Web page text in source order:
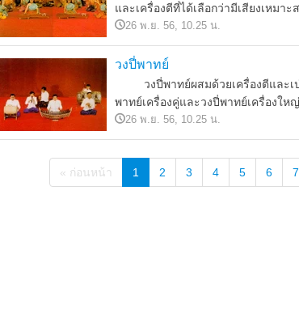
และเครื่องตีที่ได้เลือกว่ามีเสียงเหมาะ
26 พ.ย. 56, 10.25 น.
วงปี่พาทย์
วงปี่พาทย์ผสมด้วยเครื่องตีและเป่
พาทย์เครื่องคู่และวงปี่พาทย์เครื่องใหญ่
26 พ.ย. 56, 10.25 น.
« ก่อนหน้า 1 2 3 4 5 6 7